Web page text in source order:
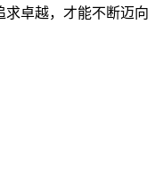
卓越，才能不断迈向